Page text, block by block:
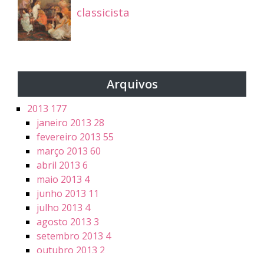
classicista
Arquivos
2013 177
janeiro 2013 28
fevereiro 2013 55
março 2013 60
abril 2013 6
maio 2013 4
junho 2013 11
julho 2013 4
agosto 2013 3
setembro 2013 4
outubro 2013 2